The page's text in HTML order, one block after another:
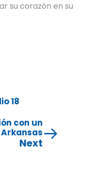
su corazón en su
18
con un
Next